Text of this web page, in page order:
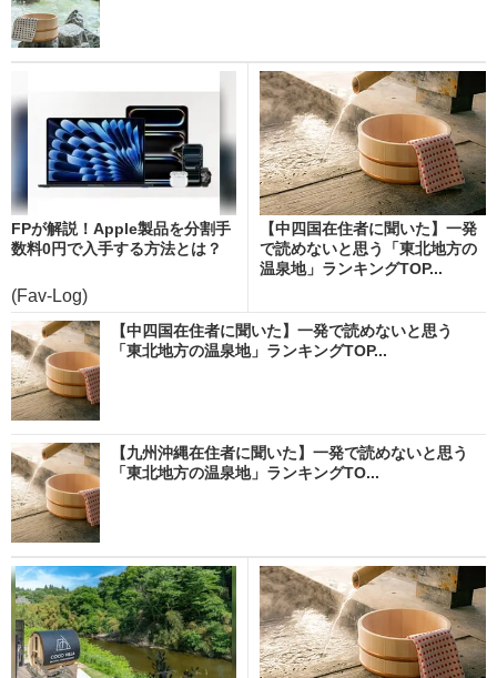
FPが解説！Apple製品を分割手
数料0円で入手する方法とは？
(Fav-Log)
【中四国在住者に聞いた】一発
で読めないと思う「東北地方の
温泉地」ランキングTOP...
【中四国在住者に聞いた】一発で読めないと思う
「東北地方の温泉地」ランキングTOP...
【九州沖縄在住者に聞いた】一発で読めないと思う
「東北地方の温泉地」ランキングTO...